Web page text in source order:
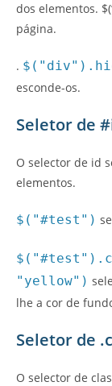
dos elementos.
página.
.
esconde-os.
Seletor de
O selector de id
elementos.
$("#test")
"yellow")
lhe a cor de
Seletor de
O selector de